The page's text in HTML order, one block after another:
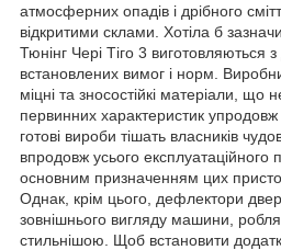
атмосферних опадів і дрібного
відкритими склами. Хотіла б
Тюнінг Чері Тіго 3 виготовляються
встановлених вимог і норм.
міцні та зносостійкі матеріали, що
первинних характеристик
готові вироби тішать власників
впродовж усього експлуатаційного
основним призначенням цих
Однак, крім цього, дефлектори
зовнішнього вигляду машини,
стильнішою. Щоб встановити